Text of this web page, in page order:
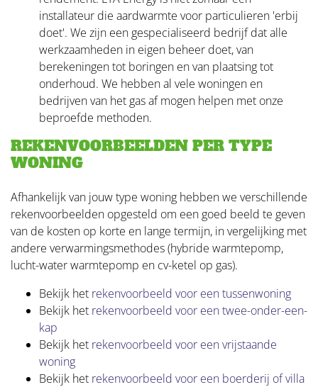
installateur die aardwarmte voor particulieren 'erbij
doet'. We zijn een gespecialiseerd bedrijf dat alle
werkzaamheden in eigen beheer doet, van
berekeningen tot boringen en van plaatsing tot
onderhoud. We hebben al vele woningen en
bedrijven van het gas af mogen helpen met onze
beproefde methoden.
REKENVOORBEELDEN PER TYPE
WONING
Afhankelijk van jouw type woning hebben we verschillende
rekenvoorbeelden opgesteld om een goed beeld te geven
van de kosten op korte en lange termijn, in vergelijking met
andere verwarmingsmethodes (hybride warmtepomp,
lucht-water warmtepomp en cv-ketel op gas).
Bekijk het rekenvoorbeeld voor een tussenwoning
Bekijk het rekenvoorbeeld voor een twee-onder-een-
kap
Bekijk het rekenvoorbeeld voor een vrijstaande
woning
Bekijk het rekenvoorbeeld voor een boerderij of villa